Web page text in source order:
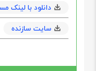
دانلود با لینک
سایت سازنده